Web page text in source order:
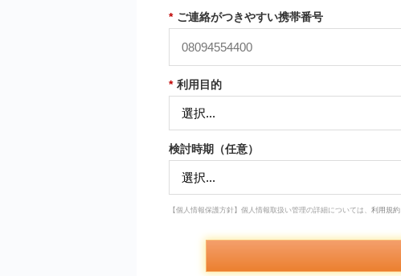
* ご連絡がつきやすい携帯番号
* 利用目的
検討時期（任意）
【個人情報保護方針】個人情報取扱い管理の詳細については、 利用規約